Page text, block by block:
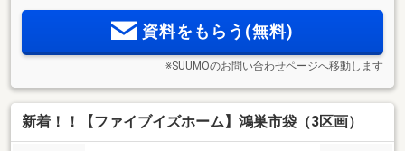
資料をもらう(無料)
※SUUMOのお問い合わせページへ移動します
新着！！【ファイブイズホーム】鴻巣市袋（3区画）